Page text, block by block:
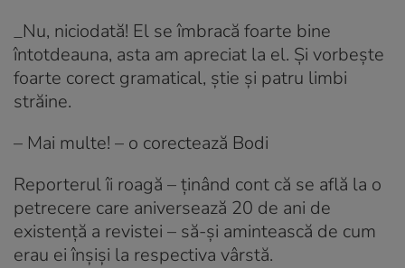
_Nu, niciodată! El se îmbracă foarte bine
întotdeauna, asta am apreciat la el. Și vorbește
foarte corect gramatical, știe și patru limbi
străine.
– Mai multe! – o corectează Bodi
Reporterul îi roagă – ținând cont că se află la o
petrecere care aniversează 20 de ani de
existență a revistei – să-și amintească de cum
erau ei înșiși la respectiva vârstă.